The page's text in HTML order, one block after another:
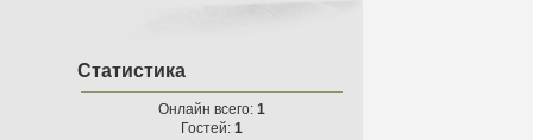
Статистика
Онлайн всего: 1
Гостей: 1